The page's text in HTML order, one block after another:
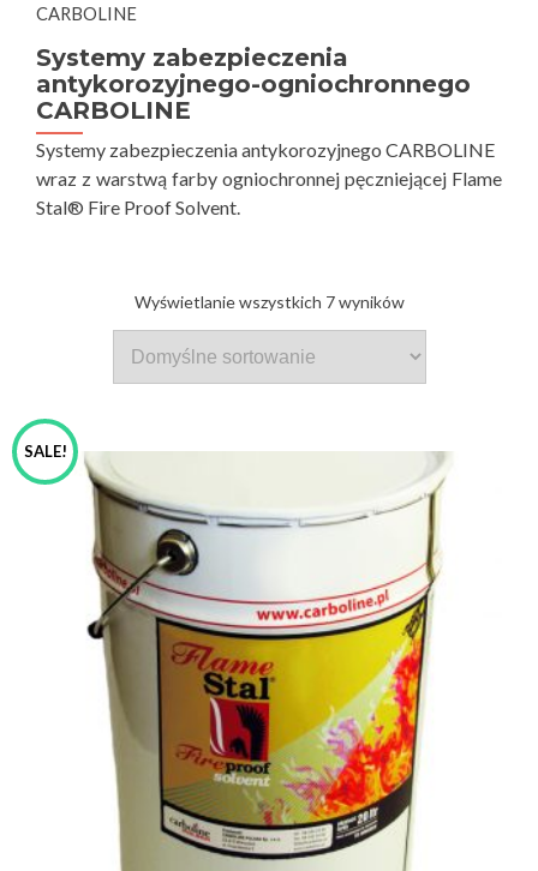
CARBOLINE
Systemy zabezpieczenia
antykorozyjnego-ogniochronnego
CARBOLINE
Systemy zabezpieczenia antykorozyjnego CARBOLINE
wraz z warstwą farby ogniochronnej pęczniejącej Flame
Stal® Fire Proof Solvent.
Wyświetlanie wszystkich 7 wyników
SALE!